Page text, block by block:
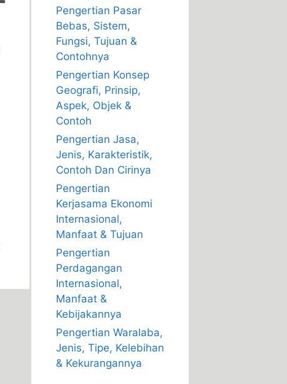
Pengertian Pasar
Bebas, Sistem,
Fungsi, Tujuan &
Contohnya
Pengertian Konsep
Geografi, Prinsip,
Aspek, Objek &
Contoh
Pengertian Jasa,
Jenis, Karakteristik,
Contoh Dan Cirinya
Pengertian
Kerjasama Ekonomi
Internasional,
Manfaat & Tujuan
Pengertian
Perdagangan
Internasional,
Manfaat &
Kebijakannya
Pengertian Waralaba,
Jenis, Tipe, Kelebihan
& Kekurangannya